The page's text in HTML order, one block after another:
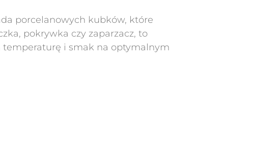
porcelanowych kubków, które
pokrywka czy zaparzacz, to
temperaturę i smak na optymalnym